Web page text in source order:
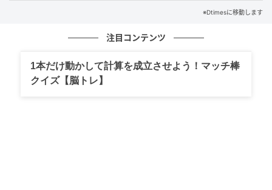
“隣る”は寄り添うという意味を持ち、毎日のくつろぎ
のひとときに自然と手が伸びるお菓子を目指していま
46gの食べきりサイズで、仕事の合間や在宅時のリフ
レッシュタイムにも合わせやすい商品です。
※Dtimesに移動します
注目コンテンツ
1本だけ動かして計算を成立させよう！マッチ棒
クイズ【脳トレ】